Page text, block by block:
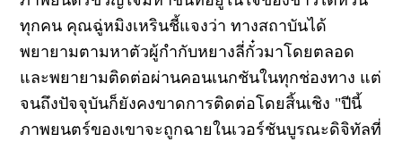
ทุกคน คุณฉู่หมิงเหรินชี้แจงว่า ทางสถาบันได้
พยายามตามหาตัวผู้กำกับหยางลี่กั๋วมาโดยตลอด
และพยายามติดต่อผ่านคอนเนกชันในทุกช่องทาง แต่
จนถึงปัจจุบันก็ยังคงขาดการติดต่อโดยสิ้นเชิง "ปีนี้
ภาพยนตร์ของเขาจะถูกฉายในเวอร์ชันบูรณะดิจิทัลที่